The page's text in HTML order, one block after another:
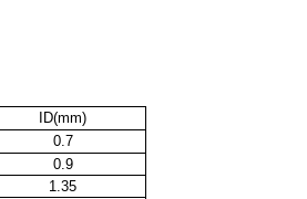
ID(mm)
0.7
0.9
1.35